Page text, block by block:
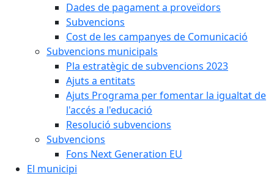
Dades de pagament a proveïdors
Subvencions
Cost de les campanyes de Comunicació
Subvencions municipals
Pla estratègic de subvencions 2023
Ajuts a entitats
Ajuts Programa per fomentar la igualtat de
l'accés a l'educació
Resolució subvencions
Subvencions
Fons Next Generation EU
El municipi